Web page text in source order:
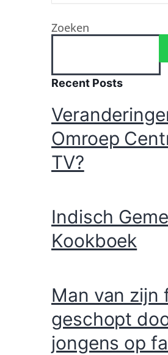
Zoeken
Recent Posts
Omroep
TV?
Indisch
Kookboek
Man van zijn
geschopt
jongens op